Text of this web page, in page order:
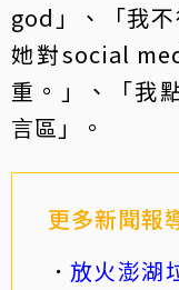
god」、「我
她對social
重。」、「我
言區」。
更多新聞報
放火澎湖